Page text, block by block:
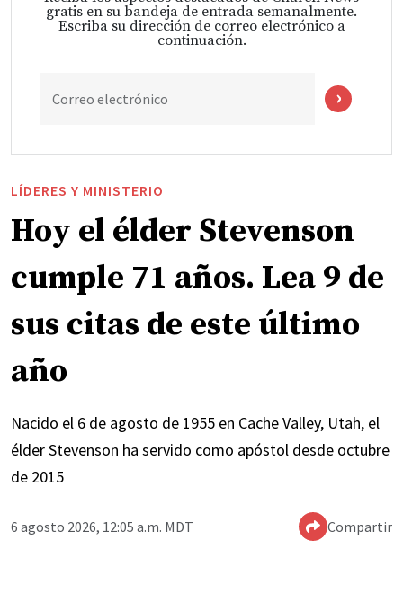
gratis en su bandeja de entrada semanalmente.
Escriba su dirección de correo electrónico a
continuación.
Correo electrónico
LÍDERES Y MINISTERIO
Hoy el élder Stevenson
cumple 71 años. Lea 9 de
sus citas de este último
año
Nacido el 6 de agosto de 1955 en Cache Valley, Utah, el
élder Stevenson ha servido como apóstol desde octubre
de 2015
6 agosto 2026, 12:05 a.m. MDT Compartir